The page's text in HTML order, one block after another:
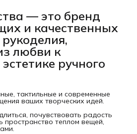
— это бренд
и качественных
любви к
ручного
тактильные и современные
ваших творческих идей.
почувствовать радость
пространство теплом вещей,